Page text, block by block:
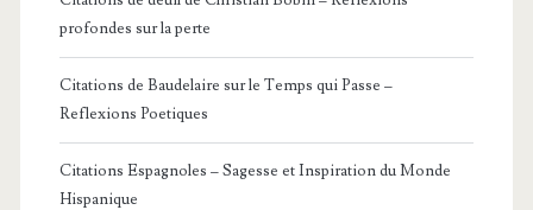
profondes sur la perte
Citations de Baudelaire sur le Temps qui Passe –
Reflexions Poetiques
Citations Espagnoles – Sagesse et Inspiration du Monde
Hispanique